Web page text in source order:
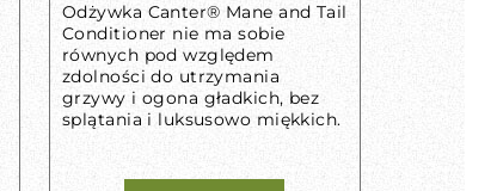
Odżywka Canter® Mane and Tail
Conditioner nie ma sobie
równych pod względem
zdolności do utrzymania
grzywy i ogona gładkich, bez
splątania i luksusowo miękkich.